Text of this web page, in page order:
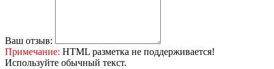
Ваш отзыв:
Примечание: HTML разметка не поддерживается!
Используйте обычный текст.